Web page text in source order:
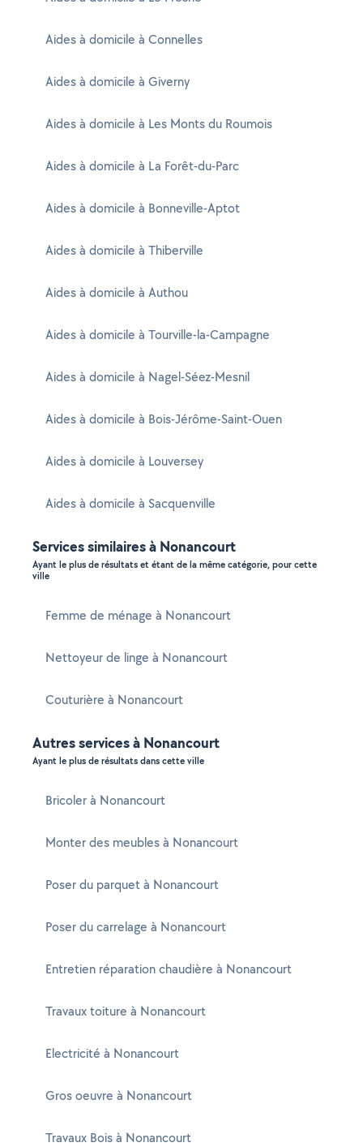
Aides à domicile à Connelles
Aides à domicile à Giverny
Aides à domicile à Les Monts du Roumois
Aides à domicile à La Forêt-du-Parc
Aides à domicile à Bonneville-Aptot
Aides à domicile à Thiberville
Aides à domicile à Authou
Aides à domicile à Tourville-la-Campagne
Aides à domicile à Nagel-Séez-Mesnil
Aides à domicile à Bois-Jérôme-Saint-Ouen
Aides à domicile à Louversey
Aides à domicile à Sacquenville
Services similaires à Nonancourt
Ayant le plus de résultats et étant de la même catégorie, pour cette
ville
Femme de ménage à Nonancourt
Nettoyeur de linge à Nonancourt
Couturière à Nonancourt
Autres services à Nonancourt
Ayant le plus de résultats dans cette ville
Bricoler à Nonancourt
Monter des meubles à Nonancourt
Poser du parquet à Nonancourt
Poser du carrelage à Nonancourt
Entretien réparation chaudière à Nonancourt
Travaux toiture à Nonancourt
Electricité à Nonancourt
Gros oeuvre à Nonancourt
Travaux Bois à Nonancourt